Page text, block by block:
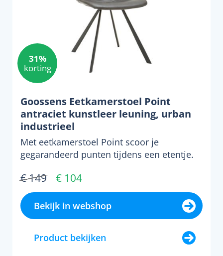
31%
korting
Goossens Eetkamerstoel Point
antraciet kunstleer leuning, urban
industrieel
Met eetkamerstoel Point scoor je
gegarandeerd punten tijdens een etentje.
€ 149 € 104
Bekijk in webshop
Product bekijken